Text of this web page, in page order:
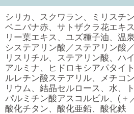
シリカ、スクワラン、ミリスチ
ベニバナ赤、サトザクラ花エキ
リー葉エキス、ユズ種子油、温
システアリン酸／ステアリン酸
リスリチル、ステアリン酸、ハ
アルミナ、ヒドロキシアパタイ
ルレチン酸ステアリル、メチコ
リウム、結晶セルロース、水、
パルミチン酸アスコルビル、(＋
酸化チタン、酸化亜鉛、酸化鉄